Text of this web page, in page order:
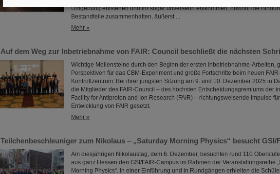
Umgebung entstehen und ihr sogar unversehrt entkommen, obwohl die
Bestandteile zusammenhalten, äußerst ...
Mehr »
Auf dem Weg zur Inbetriebnahme von FAIR: Council beschließt die nächsten
Wichtige Meilensteine durch den Beginn der ersten Inbetriebnahme-Arbeiten,
Perspektiven für das CBM-Experiment und große Fortschritte beim neuen FAIR-
Kontrollzentrum: Bei ihrer jüngsten Sitzung am 9. und 10. Dezember 2025 in
die Mitglieder des FAIR-Council – des höchsten Entscheidungsgremiums der
Facility for Antiproton and Ion Research (FAIR) – richtungsweisende Impulse
Entwicklung von FAIR gesetzt.
Mehr »
Teilchenbeschleuniger zum Nikolaus – „Saturday Morning Physics“ besucht GSI/
Am diesjährigen Nikolaustag, dem 6. Dezember, besuchten rund 110
aus ganz Hessen den GSI/FAIR-Campus im Rahmen der Veranstaltungsreihe
Morning Physics“. In einer Einführung und in Rundgängen erhielten die